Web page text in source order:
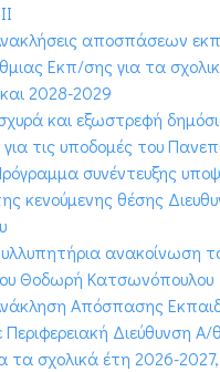
αποσπάσεων
Εκπ/σης για τα
2028-2029
και εξωστρεφή
τις υποδομές του
συνέντευξης
κενούμενης θέσης
ανακοίνωση
Θοδωρή Κατσωνόπουλου
Απόσπασης
Διεύθυνση Α/
τα σχολικά έτη 2026-